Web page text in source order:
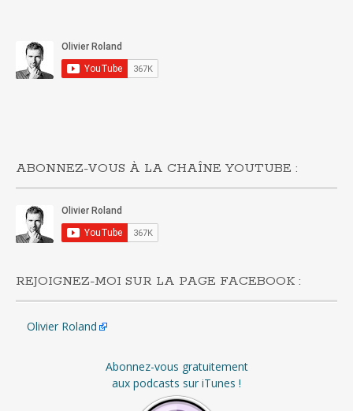
ABONNEZ-VOUS À LA CHAÎNE YOUTUBE :
REJOIGNEZ-MOI SUR LA PAGE FACEBOOK :
Olivier Roland
Abonnez-vous gratuitement
aux podcasts sur iTunes !